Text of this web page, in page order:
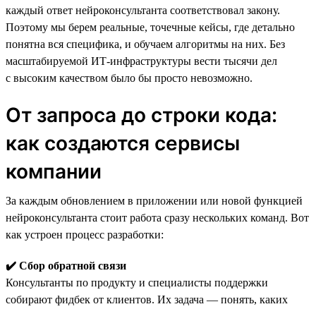
каждый ответ нейроконсультанта соответствовал закону.
Поэтому мы берем реальные, точечные кейсы, где детально
понятна вся специфика, и обучаем алгоритмы на них. Без
масштабируемой ИТ-инфраструктуры вести тысячи дел
с высоким качеством было бы просто невозможно.
От запроса до строки кода:
как создаются сервисы
компании
За каждым обновлением в приложении или новой функцией
нейроконсультанта стоит работа сразу нескольких команд. Вот
как устроен процесс разработки:
✔️ Сбор обратной связи
Консультанты по продукту и специалисты поддержки
собирают фидбек от клиентов. Их задача — понять, каких